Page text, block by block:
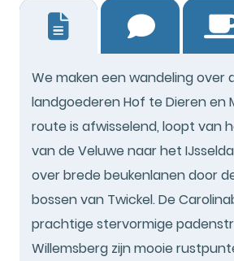
We maken een wandeling over
landgoederen Hof te Dieren en
route is afwisselend, loopt van
van de Veluwe naar het
over brede beukenlanen door
bossen van Twickel. De
prachtige stervormige
Willemsberg zijn mooie